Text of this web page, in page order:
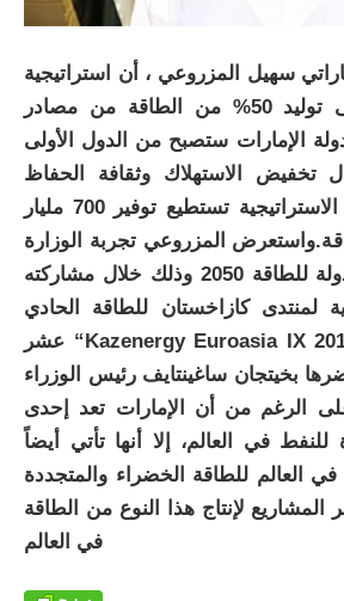
سهيل المزروعي ، أن استراتيجية
الإمارات 2050 تتبنى توليد 50% من الطاقة من مصادر
الإمارات ستصبح من الدول الأولى
تخفيض الاستهلاك وثقافة الحفاظ
عليها.وأفاد بأن هذه الاستراتيجية تستطيع توفير 700 مليار
المزروعي تجربة الوزارة
في رسم سياسة الدولة للطاقة 2050 وذلك خلال مشاركته
لمنتدى كازاخستان للطاقة الحادي
عشر “Kazenergy Euroasia IX 2017”..وقال المزروعي
بخيتجان ساغينتايف رئيس الوزراء
على الرغم من أن الإمارات تعد إحدى
للنفط في العالم، إلا أنها تأتي أيضاً
العالم للطاقة الخضراء والمتجددة
المشاريع لإنتاج هذا النوع من الطاقة
في العالم